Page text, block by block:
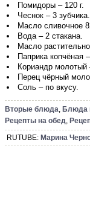
Помидоры – 120 г.
Чеснок – 3 зубчика.
Масло сливочное
Вода – 2 стакана.
Масло
Паприка копчёная
Кориандр молотый
Перец чёрный
Соль – по вкусу.
Вторые блюда, Блюда
Рецепты на обед,
RUTUBE: Марина